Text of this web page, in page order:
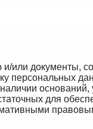
или документы,
персональных
для